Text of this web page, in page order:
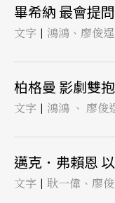
畢希納 最會提
文字 | 鴻鴻、廖俊逞
柏格曼 影劇雙
文字 | 鴻鴻 、 廖俊
邁克．弗賴恩
文字 | 耿一偉、廖